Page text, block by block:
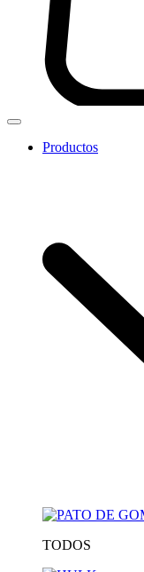
Productos
TODOS